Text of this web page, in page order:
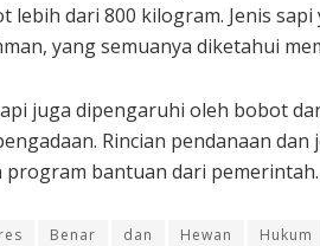
lebih dari 800 kilogram. Jenis
yang semuanya diketahui
juga dipengaruhi oleh bobot
Rincian pendanaan
program bantuan dari pemerintah.
Benar dan Hewan Hukum